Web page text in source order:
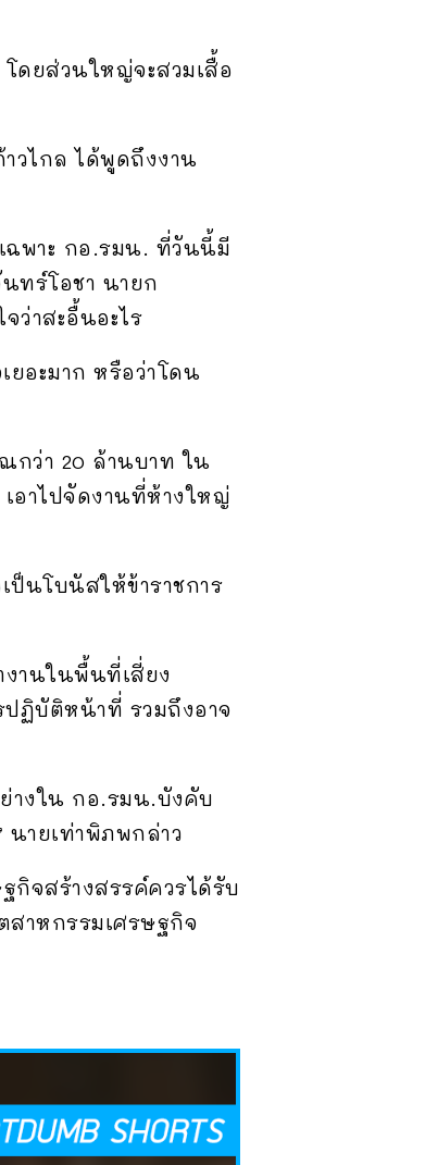
ดยส่วนใหญ่จะสวมเสื้อ
วไกล ได้พูดถึงงาน
ฉพาะ กอ.รมน. ที่วันนี้มี
ทร์โอชา นายก
ว่าสะอื้นอะไร
ยอะมาก หรือว่าโดน
กว่า 20 ล้านบาท ใน
อาไปจัดงานที่ห้างใหญ่
ป็นโบนัสให้ข้าราชการ
งานในพื้นที่เสี่ยง
ฏิบัติหน้าที่ รวมถึงอาจ
างใน กอ.รมน.บังคับ
นายเท่าพิภพกล่าว
กิจสร้างสรรค์ควรได้รับ
สาหกรรมเศรษฐกิจ